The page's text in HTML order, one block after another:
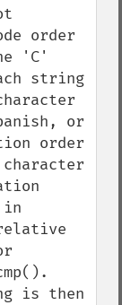
order
'C'
string
or
order
character
in
is then